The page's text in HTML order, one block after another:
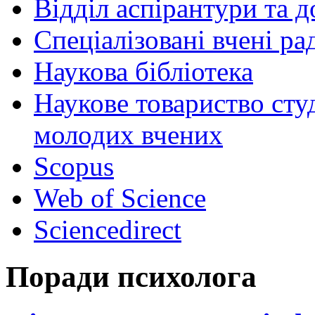
Відділ аспірантури та
Спеціалізовані вчені
Наукова бібліотека
Наукове товариство
молодих вчених
Scopus
Web of Science
Sciencedirect
Поради психолога